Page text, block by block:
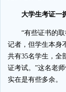
大学生考证一
“有些证书的取
记者，但学生本身
共有35名学生，全
证考试。”这名老
实在是有些多余。